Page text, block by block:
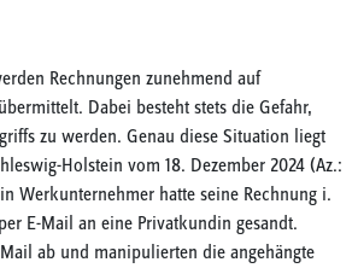
Rechnungen zunehmend auf
Dabei besteht stets die Gefahr,
zu werden. Genau diese Situation liegt
Holstein vom 18. Dezember 2024 (Az.:
Werkunternehmer hatte seine Rechnung i.
E-Mail an eine Privatkundin gesandt.
ab und manipulierten die angehängte